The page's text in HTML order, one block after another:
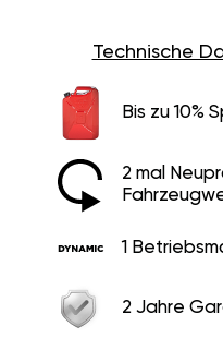
Technische
Bis zu 10%
2 mal
1
2 Jahre